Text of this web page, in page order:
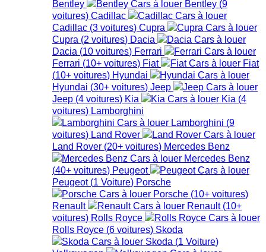
Bentley
Bentley (9
voitures) Cadillac
Cadillac (3 voitures) Cupra
Cupra (2 voitures) Dacia
Dacia (10 voitures) Ferrari
Ferrari (10+ voitures) Fiat
Fiat
(10+ voitures) Hyundai
Hyundai (30+ voitures) Jeep
Jeep (4 voitures) Kia Kia (4
voitures) Lamborghini
Lamborghini (9
voitures) Land Rover
Land Rover (20+ voitures) Mercedes Benz
Mercedes Benz
(40+ voitures) Peugeot
Peugeot (1 Voiture) Porsche
Porsche (10+ voitures)
Renault
Renault (10+
voitures) Rolls Royce
Rolls Royce (6 voitures) Skoda
Skoda (1 Voiture)